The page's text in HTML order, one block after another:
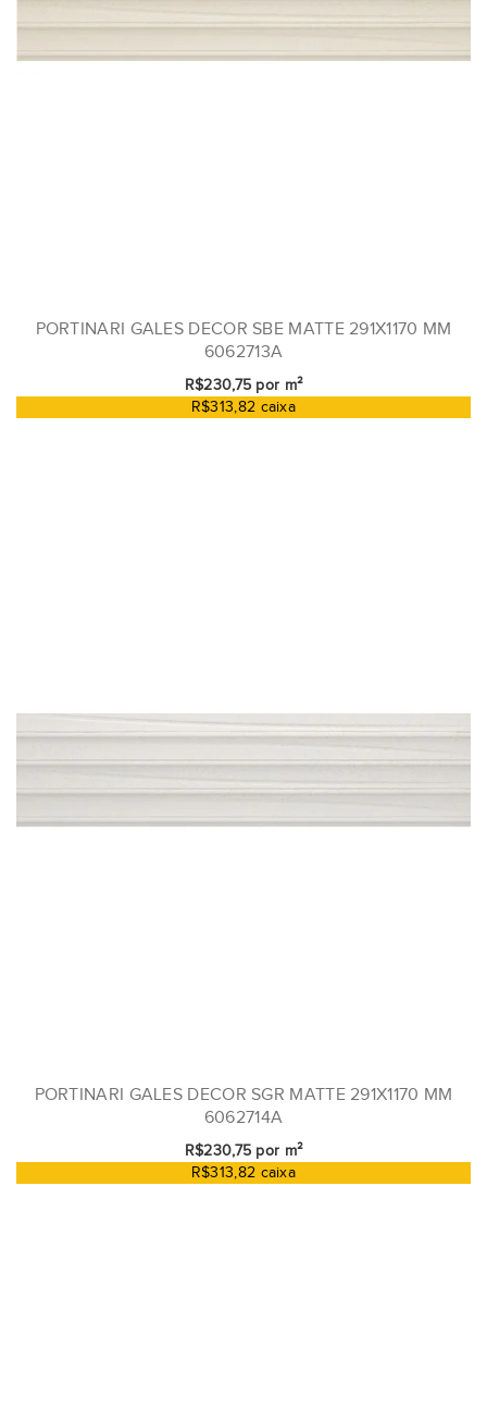
PORTINARI GALES DECOR SBE MATTE 291X1170 MM
6062713A
R$230,75 por m²
R$313,82 caixa
PORTINARI GALES DECOR SGR MATTE 291X1170 MM
6062714A
R$230,75 por m²
R$313,82 caixa